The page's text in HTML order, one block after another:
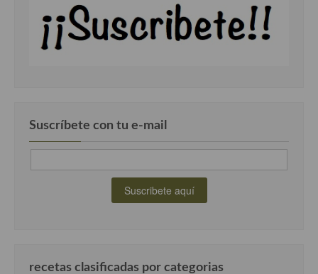
Cocina portuguesa
Cocina Rusa
Suscríbete con tu e-mail
recetas clasificadas por categorias